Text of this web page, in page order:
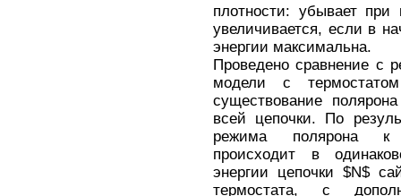
плотности: убывает
увеличивается, если в
энергии максимальна.
Проведено сравнение с
модели с
существование
всей цепочки. По
режима полярона к
происходит в
энергии цепочки $N$
термостата, с